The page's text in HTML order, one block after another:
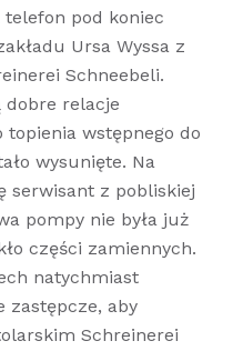
pod koniec
Ursa Wyssa z
Schneebeli.
dobre relacje
topienia wstępnego do
wysunięte. Na
serwisant z pobliskiej
pompy nie była już
części zamiennych.
natychmiast
zastępcze, aby
Schreinerei